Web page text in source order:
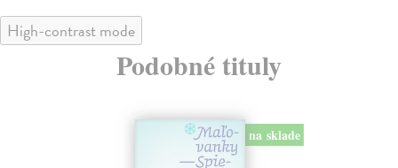
High-contrast mode
Podobné tituly
na sklade